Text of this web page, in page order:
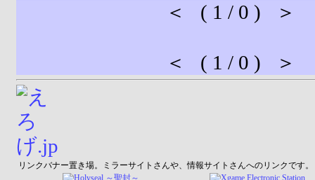
＜ ( 1 / 0 ) ＞
＜ ( 1 / 0 ) ＞
リンクバナー置き場。ミラーサイトさんや、情報サイトさんへのリンクです。